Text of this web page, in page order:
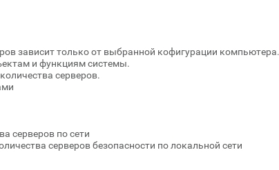
зависит только от выбранной кофигурации компьютера.
и функциям системы.
серверов.
серверов по сети
серверов безопасности по локальной сети